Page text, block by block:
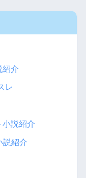
紹介
レ
小説紹介
説紹介